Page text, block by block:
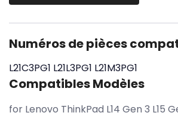
Numéros de pièces
L21C3PG1 L21L3PG1 L21M3PG1
Compatibles Modèles
for Lenovo ThinkPad L14 Gen 3 L15